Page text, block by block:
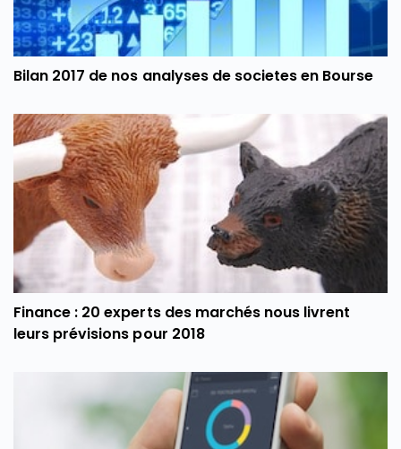
Bilan 2017 de nos analyses de societes en Bourse
Finance : 20 experts des marchés nous livrent
leurs prévisions pour 2018